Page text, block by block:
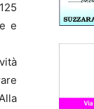
e